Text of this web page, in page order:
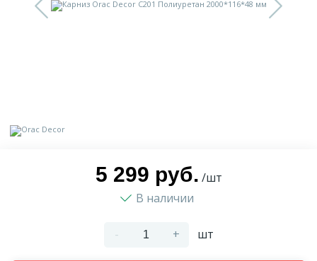
5 299 руб. /шт
В наличии
- + шт
Доставка